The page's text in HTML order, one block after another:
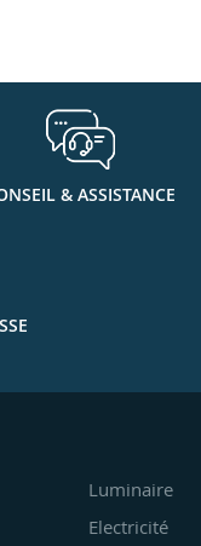
& ASSISTANCE
Luminaire
Electricité